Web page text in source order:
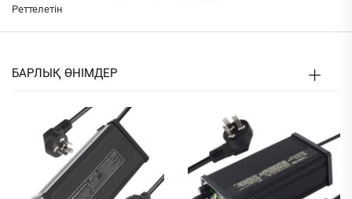
Реттелетін
БАРЛЫҚ ӨНІМДЕР